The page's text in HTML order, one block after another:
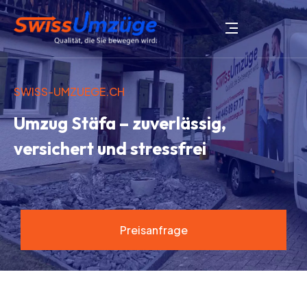
SWISS-UMZUEGE.CH
Umzug Stäfa – zuverlässig,
versichert und stressfrei
Preisanfrage